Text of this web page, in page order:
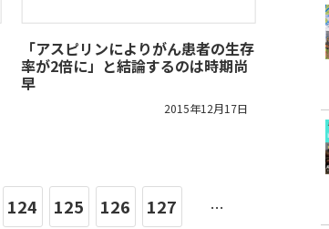
「アスピリンによりがん患者の生存
率が2倍に」と結論するのは時期尚
早
2015年12月17日
124 125 126 127 …